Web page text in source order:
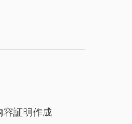
容証明作成